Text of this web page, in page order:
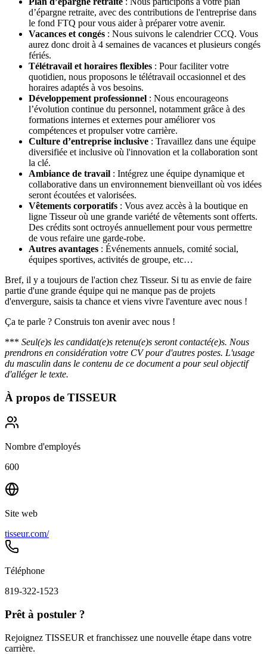
d’épargne retraite, avec des contributions de l'entreprise dans
le fond FTQ pour vous aider à préparer votre avenir.
Vacances et congés : Nous suivons le calendrier CCQ. Vous
aurez donc droit à 4 semaines de vacances et plusieurs congés
fériés.
Télétravail et horaires flexibles : Pour faciliter votre
quotidien, nous proposons le télétravail occasionnel et des
horaires adaptés à vos besoins.
Développement professionnel : Nous encourageons
l’évolution continue du personnel, notamment grâce à des
formations internes et externes pour améliorer vos
compétences et propulser votre carrière.
Culture d’entreprise inclusive : Travaillez dans une équipe
diversifiée et inclusive où l'innovation et la collaboration sont
la clé.
Ambiance de travail : Intégrez une équipe dynamique et
collaborative dans un environnement bienveillant où vos idées
seront écoutées et valorisées.
Vêtements corporatifs : Vous avez accès à la boutique en
ligne Tisseur où une grande variété de vêtements sont offerts.
Des crédits sont octroyés annuellement pour vous permettre
de vous refaire une garde-robe.
Autres avantages : Événements annuels, comité social,
équipes sportives, activités de groupe, etc…
Bref, il y a toujours de l'action chez Tisseur. Si tu as envie de faire
partie d'une grande équipe qui ne manque pas de projets
d'envergure, saisis ta chance et viens vivre l'aventure avec nous !
Ça te parle ? Construis ton avenir avec nous !
*** Seul(e)s les candidat(e)s retenu(e)s seront contacté(e)s. Nous
prendrons en considération votre CV pour d'autres postes. L'usage
du masculin dans le contenu de ce document a pour seul objectif
d'alléger le texte.
À propos de TISSEUR
Nombre d'employés
600
Site web
tisseur.com/
Téléphone
819-322-1523
Prêt à postuler ?
Rejoignez TISSEUR et franchissez une nouvelle étape dans votre
carrière.